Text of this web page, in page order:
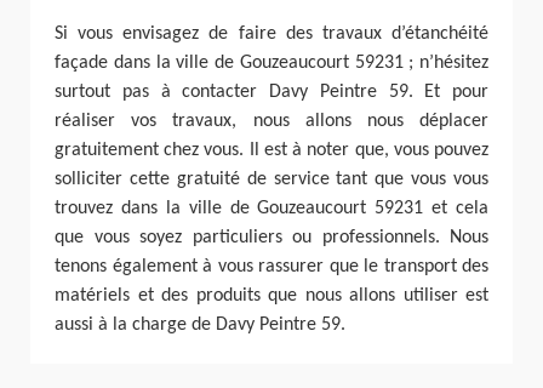
Si vous envisagez de faire des travaux d’étanchéité
façade dans la ville de Gouzeaucourt 59231 ; n’hésitez
surtout pas à contacter Davy Peintre 59. Et pour
réaliser vos travaux, nous allons nous déplacer
gratuitement chez vous. Il est à noter que, vous pouvez
solliciter cette gratuité de service tant que vous vous
trouvez dans la ville de Gouzeaucourt 59231 et cela
que vous soyez particuliers ou professionnels. Nous
tenons également à vous rassurer que le transport des
matériels et des produits que nous allons utiliser est
aussi à la charge de Davy Peintre 59.